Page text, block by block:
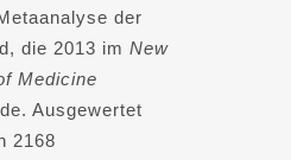
der
die 2013 im New
Medicine
Ausgewertet
2168